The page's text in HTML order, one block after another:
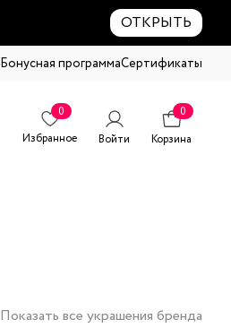
ОТКРЫТЬ
Бонусная программаСертификаты
0
Избранное
Войти
0
Корзина
Показать все украшения бренда